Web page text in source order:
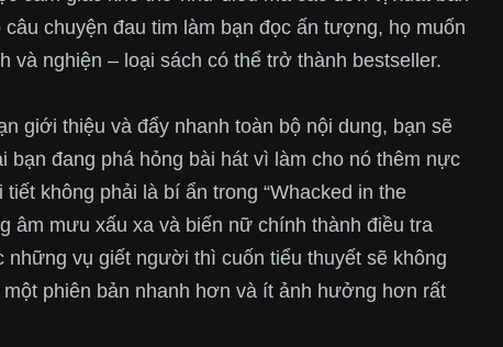
chuyện đau tim làm bạn đọc ấn tượng, họ muốn
và nghiện – loại sách có thể trở thành bestseller.
giới thiệu và đẩy nhanh toàn bộ nội dung, bạn sẽ
bạn đang phá hỏng bài hát vì làm cho nó thêm nực
không phải là bí ẩn trong “Whacked in the
âm mưu xấu xa và biến nữ chính thành điều tra
vụ giết người thì cuốn tiểu thuyết sẽ không
phiên bản nhanh hơn và ít ảnh hưởng hơn rất